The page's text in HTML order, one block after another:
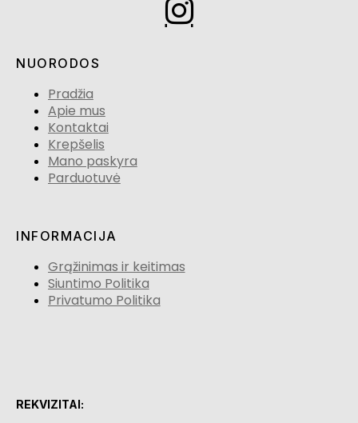
NUORODOS
Pradžia
Apie mus
Kontaktai
Krepšelis
Mano paskyra
Parduotuvė
INFORMACIJA
Grąžinimas ir keitimas
Siuntimo Politika
Privatumo Politika
REKVIZITAI: